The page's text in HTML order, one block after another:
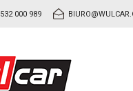
532 000 989